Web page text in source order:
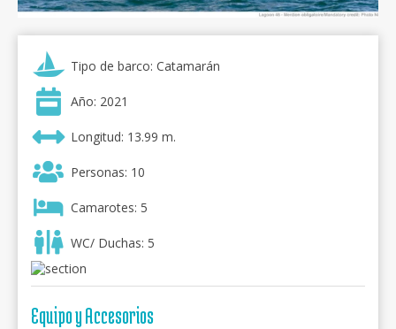
Tipo de barco: Catamarán
Año: 2021
Longitud: 13.99 m.
Personas: 10
Camarotes: 5
WC/ Duchas: 5
Equipo y Accesorios